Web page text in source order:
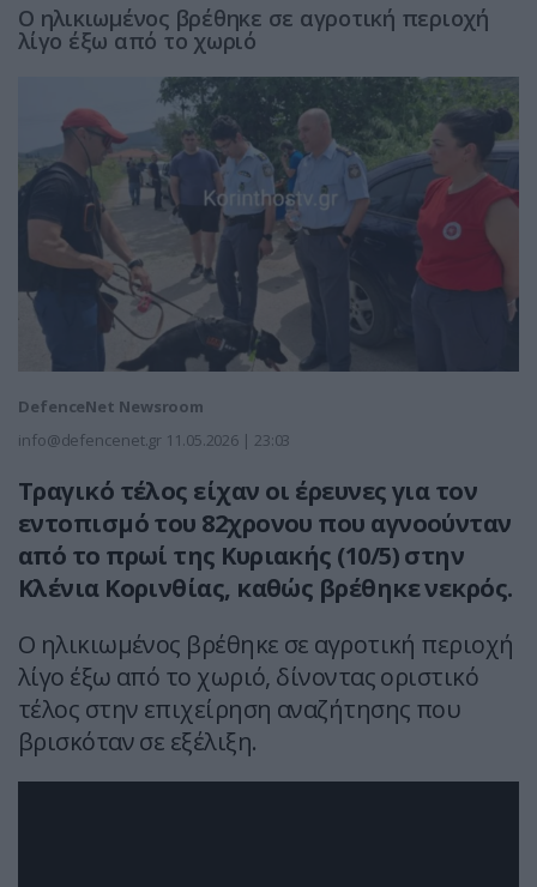
Ο ηλικιωμένος βρέθηκε σε αγροτική περιοχή
λίγο έξω από το χωριό
DefenceNet Newsroom
info@defencenet.gr 11.05.2026 | 23:03
Τραγικό τέλος είχαν οι έρευνες για τον
εντοπισμό του 82χρονου που αγνοούνταν
από το πρωί της Κυριακής (10/5) στην
Κλένια Κορινθίας, καθώς βρέθηκε νεκρός.
Ο ηλικιωμένος βρέθηκε σε αγροτική περιοχή
λίγο έξω από το χωριό, δίνοντας οριστικό
τέλος στην επιχείρηση αναζήτησης που
βρισκόταν σε εξέλιξη.